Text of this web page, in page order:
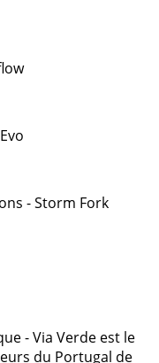
- Storm Fork
- Via Verde est le
du Portugal de